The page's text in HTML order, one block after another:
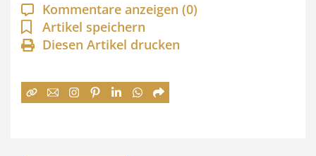
n
e
7
4
Kommentare anzeigen (0)
Artikel speichern
Diesen Artikel drucken